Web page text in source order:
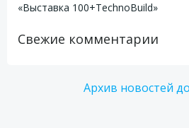
«Выставка 100+TechnoBuild»
Свежие комментарии
Архив новостей